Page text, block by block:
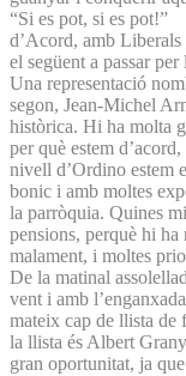
“Si es pot, si es pot!”
d’Acord, amb
el següent a passar
Una representació
segon, Jean-Michel
històrica. Hi ha molta
per què estem
nivell d’Ordino estem
bonic i amb moltes
la parròquia. Quines
pensions, perquè hi ha
malament, i moltes
De la matinal
vent i amb
mateix cap de llista de
la llista és Albert
gran oportunitat, ja